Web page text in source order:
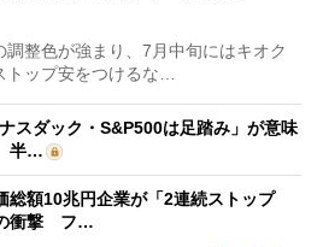
整色が強まり、7月中旬にはキオク
ップ安をつけるな…
スダック・S&P500は足踏み」が意味
半…
総額10兆円企業が「2連続ストップ
の衝撃 フ…